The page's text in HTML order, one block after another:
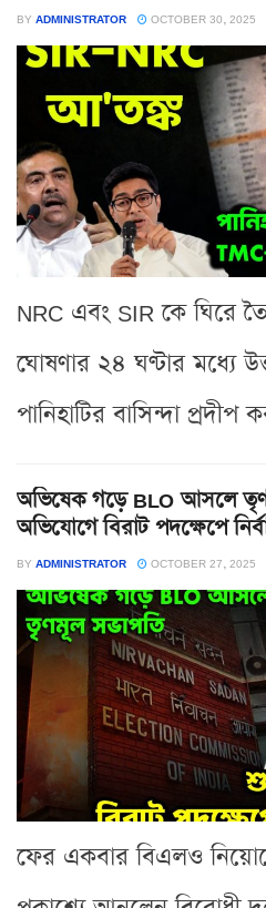
BY ADMINISTRATOR OCTOBER 30, 2025
NRC এবং SIR কে ঘিরে
ঘোষণার ২৪ ঘণ্টার মধ্যে
পানিহাটির বাসিন্দা প্রদীপ
অভিষেক গড়ে BLO আসলে
অভিযোগে বিরাট পদক্ষেপে
BY ADMINISTRATOR OCTOBER 27, 2025
ফের একবার বিএলও